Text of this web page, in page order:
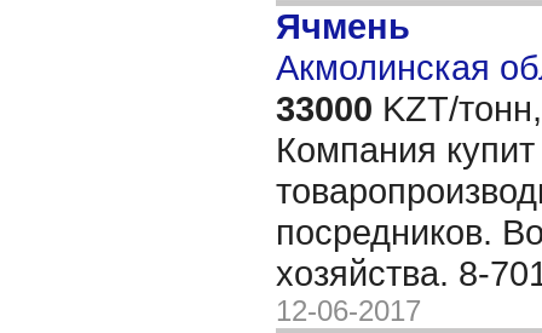
Ячмень
Акмолинская
33000 KZT/тонн,
Компания
посредников.
хозяйства. 8-
12-06-2017